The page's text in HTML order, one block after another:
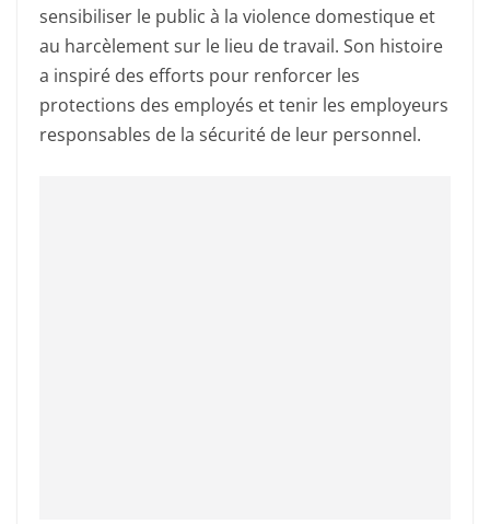
sensibiliser le public à la violence domestique et
au harcèlement sur le lieu de travail. Son histoire
a inspiré des efforts pour renforcer les
protections des employés et tenir les employeurs
responsables de la sécurité de leur personnel.